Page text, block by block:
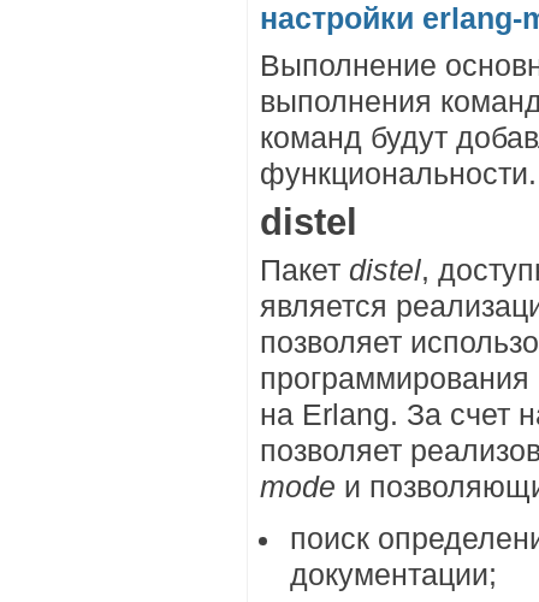
настройки erlang-
Выполнение
выполнения
команд будут
функциональности.
distel
Пакет distel,
является
позволяет
на Erlang. За счет
позволяет
mode и
поиск
документации;